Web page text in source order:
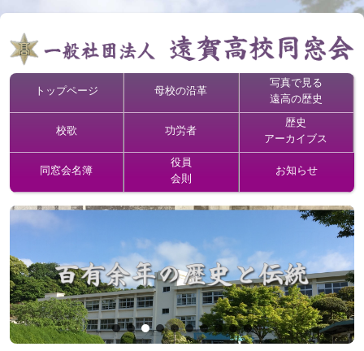
トップページ 母校の沿革
写真で見る
遠高の歴史
校歌 功労者
歴史
アーカイブス
同窓会名簿
役員
会則
お知らせ